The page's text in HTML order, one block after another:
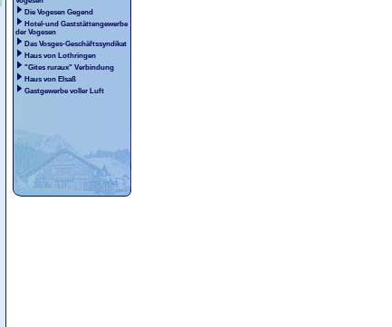
Die Vogesen Gegend
Hotel-und Gaststättengewerbe
der Vogesen
Das Vosges-Geschäftssyndikat
Haus von Lothringen
"Gites ruraux" Verbindung
Haus von Elsaß
Gastgewerbe voller Luft